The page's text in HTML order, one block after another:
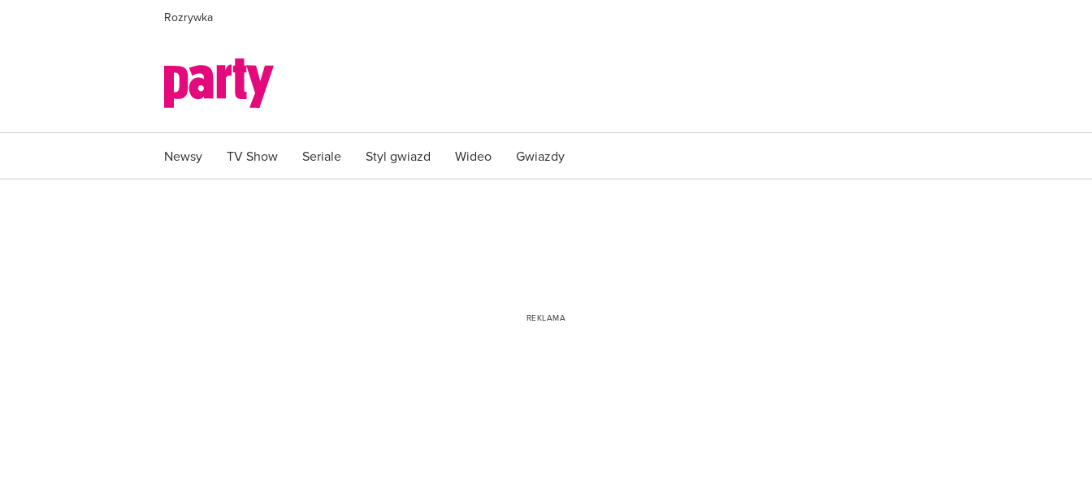
Rozrywka
Newsy TV Show Seriale Styl gwiazd Wideo Gwiazdy